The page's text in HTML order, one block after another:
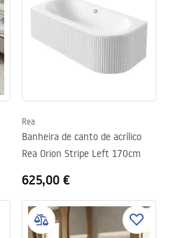
Rea
Banheira de canto de acrílico
Rea Orion Stripe Left 170cm
625,00 €